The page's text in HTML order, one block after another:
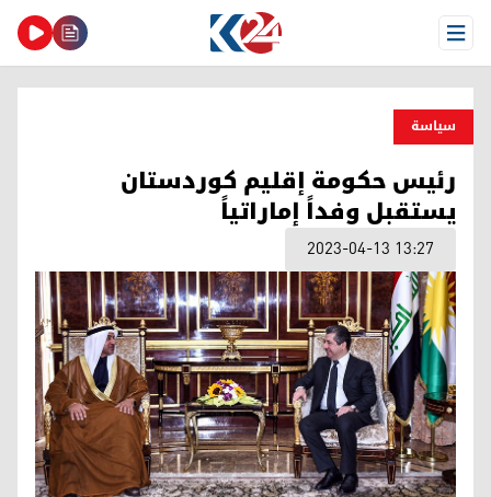
Open Menu
سیاسة
رئيس حكومة إقليم كوردستان
يستقبل وفداً إماراتياً
2023-04-13 13:27